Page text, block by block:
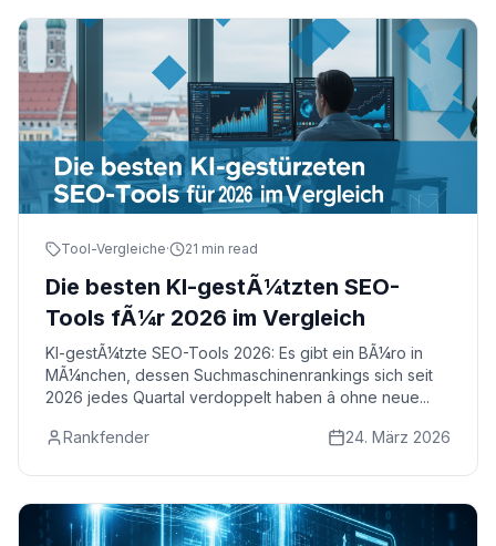
Tool-Vergleiche· 21 min read
Die besten KI-gestÃ¼tzten SEO-
Tools fÃ¼r 2026 im Vergleich
KI-gestÃ¼tzte SEO-Tools 2026: Es gibt ein BÃ¼ro in
MÃ¼nchen, dessen Suchmaschinenrankings sich seit
2026 jedes Quartal verdoppelt haben â ohne neue...
Rankfender 24. März 2026